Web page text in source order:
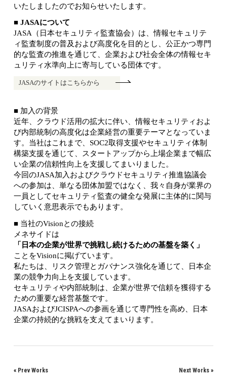
いたしましたのでお知らせいたします。
■ JASAについて
JASA（日本セキュリティ監査協会）は、情報セキュリテ
ィ監査制度の普及および高度化を目的とし、公正かつ専門
的な監査の推進を通じて、企業および社会全体の情報セキ
ュリティ水準向上に寄与している団体です。
JASAのサイトはこちらから
■ 加入の背景
近年、クラウド活用の拡大に伴い、情報セキュリティおよ
び内部統制の高度化は企業経営の重要テーマとなっていま
す。当社はこれまで、SOC2取得支援やセキュリティ体制
構築支援を通じて、スタートアップから上場企業まで幅広
い企業の信頼性向上を支援してまいりました。
今回のJASA加入およびクラウドセキュリティ推進協議会
への参加は、単なる団体加盟ではなく、我々自身が業界の
一員としてセキュリティ監査の健全な発展に主体的に関与
していく意思表示でもあります。
■ 当社のVisionとの接続
メネサイドは
「日本の企業が世界で挑戦し続けるための基盤を築く」
ことをVisionに掲げています。
私たちは、リスク管理とガバナンス強化を通じて、日本企
業の競争力向上を支援しています。
セキュリティや内部統制は、企業が世界で信頼を獲得する
ための重要な経営基盤です。
JASAおよびJCISPAへの参画を通じて専門性を高め、日本
企業の持続的な挑戦を支えてまいります。
« Prev Works Next Works »